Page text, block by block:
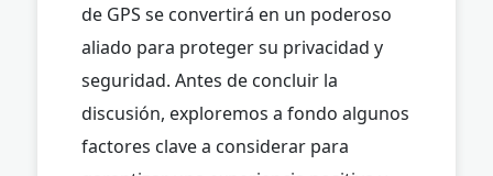
de GPS se convertirá en un poderoso
aliado para proteger su privacidad y
seguridad. Antes de concluir la
discusión, exploremos a fondo algunos
factores clave a considerar para